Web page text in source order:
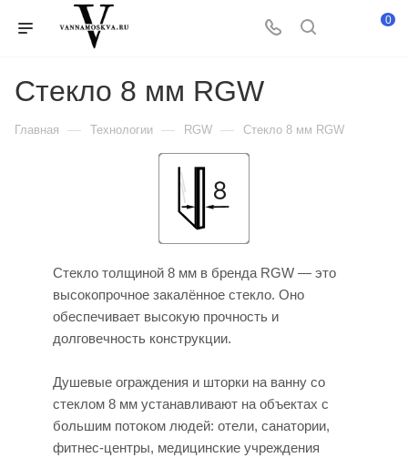
0
Стекло 8 мм RGW
Главная — Технологии — RGW — Стекло 8 мм RGW
Стекло толщиной 8 мм в бренда RGW — это
высокопрочное закалённое стекло. Оно
обеспечивает высокую прочность и
долговечность конструкции.
Душевые ограждения и шторки на ванну со
стеклом 8 мм устанавливают на объектах с
большим потоком людей: отели, санатории,
фитнес-центры, медицинские учреждения